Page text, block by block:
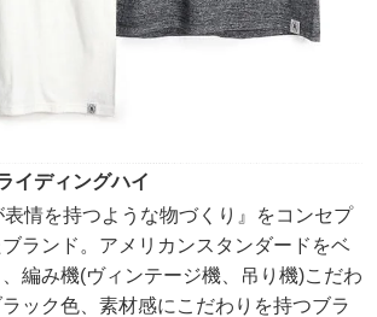
イディングハイ
表情を持つような物づくり』をコンセプ
ブランド。アメリカンスタンダードをベ
編み機(ヴィンテージ機、吊り機)こだわ
ック色、素材感にこだわりを持つブラ